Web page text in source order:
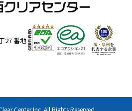
27 番地
Center Inc. All Rights Reserved.